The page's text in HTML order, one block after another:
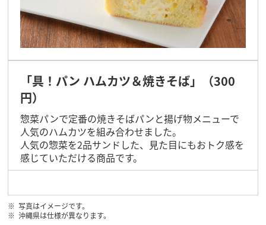
「具！パン ハムカツ＆焼きそば」（300
円）
惣菜パンで定番の焼きそばパンと揚げ物メニューで
人気のハムカツを組み合わせました。
人気の惣菜を2品サンドした、見た目にもおトク感を
感じていただける商品です。
写真はイメージです。
沖縄県は仕様が異なります。